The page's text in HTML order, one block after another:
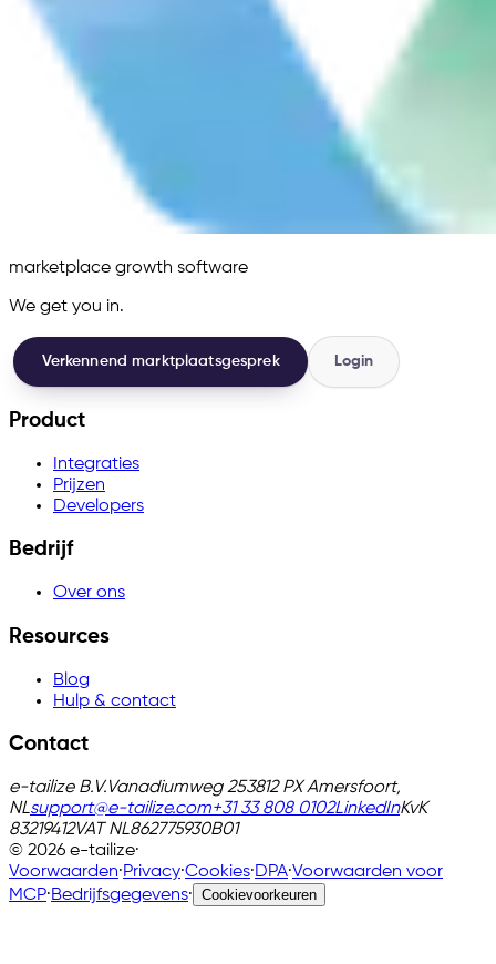
marketplace growth software
We get you in.
Verkennend marktplaatsgesprek Login
Product
Integraties
Prijzen
Developers
Bedrijf
Over ons
Resources
Blog
Hulp & contact
Contact
e-tailize B.V.Vanadiumweg 253812 PX Amersfoort,
NLsupport@e-tailize.com+31 33 808 0102LinkedInKvK
83219412VAT NL862775930B01
© 2026 e-tailize·
Voorwaarden·Privacy·Cookies·DPA·Voorwaarden voor
MCP·Bedrijfsgegevens· Cookievoorkeuren